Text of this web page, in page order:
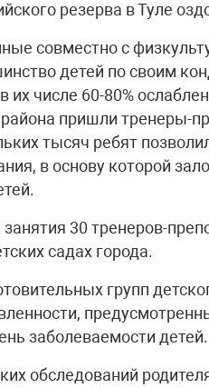
резерва в Туле
совместно с
детей по своим
их числе 60-80%
пришли тренеры-
тысяч ребят
в основу которой
30 тренеров-
садах города.
групп
заболеваемости детей.
обследований